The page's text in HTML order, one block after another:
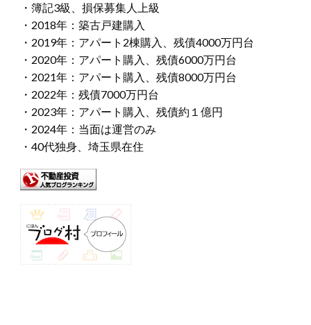
・簿記3級、損保募集人上級
・2018年：築古戸建購入
・2019年：アパート2棟購入、残債4000万円台
・2020年：アパート購入、残債6000万円台
・2021年：アパート購入、残債8000万円台
・2022年：残債7000万円台
・2023年：アパート購入、残債約１億円
・2024年：当面は運営のみ
・40代独身、埼玉県在住